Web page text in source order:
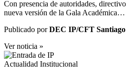
Con presencia de autoridades,
nueva versión de la Gala Académica…
Publicado porDEC IP/CFT
Ver noticia »
Actualidad Institucional